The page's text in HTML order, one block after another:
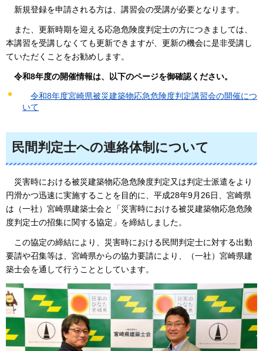
新規登録を申請される方は、講習会の受講が必要となります。
また、更新時期を迎える応急危険度判定士の方につきましては、
本講習を受講しなくても更新できますが、更新の機会に是非受講し
ていただくことをお勧めします。
令和8年度の開催情報は、以下のページを御確認ください。
令和8年度宮崎県被災建築物応急危険度判定講習会の開催につ
いて
民間判定士への連絡体制について
災害時における被災建築物応急危険度判定又は判定士派遣をより
円滑かつ迅速に実施することを目的に、平成28年9月26日、宮崎県
は（一社）宮崎県建築士会と「災害時における被災建築物応急危険
度判定士の招集に関する協定」を締結しました。
この協定の締結により、災害時における民間判定士に対する出動
要請や召集等は、宮崎県からの協力要請により、（一社）宮崎県建
築士会を通して行うこととしています。